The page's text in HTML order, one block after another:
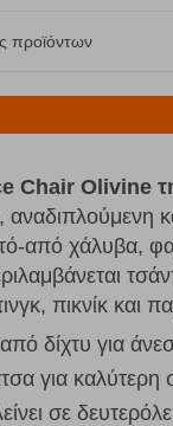
προϊόντων
Chair Olivine
αναδιπλούμενη
από χάλυβα,
πικνίκ και
δίχτυ για
για καλύτερη
σε